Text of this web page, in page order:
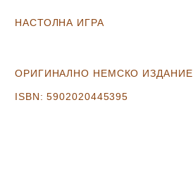
НАСТОЛНА ИГРА
ОРИГИНАЛНО НЕМСКО ИЗДАНИЕ
ISBN: 5902020445395